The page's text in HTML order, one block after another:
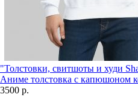
"Толстовки, свитшоты и худи
Аниме толстовка с капюшоном
3500 р.